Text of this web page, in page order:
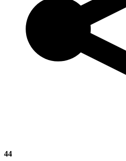
44